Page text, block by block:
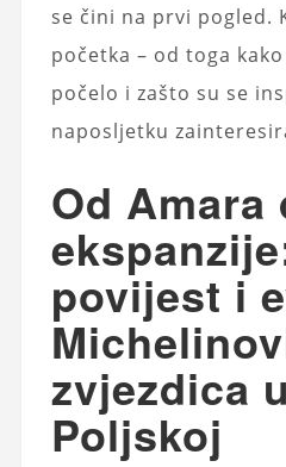
se čini na prvi pogled.
početka – od toga
počelo i zašto su se
naposljetku
Od Amara
povijest i
zvjezdica u
Poljskoj